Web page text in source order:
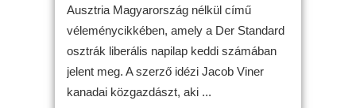
Ausztria Magyarország nélkül című
véleménycikkében, amely a Der Standard
osztrák liberális napilap keddi számában
jelent meg. A szerző idézi Jacob Viner
kanadai közgazdászt, aki ...